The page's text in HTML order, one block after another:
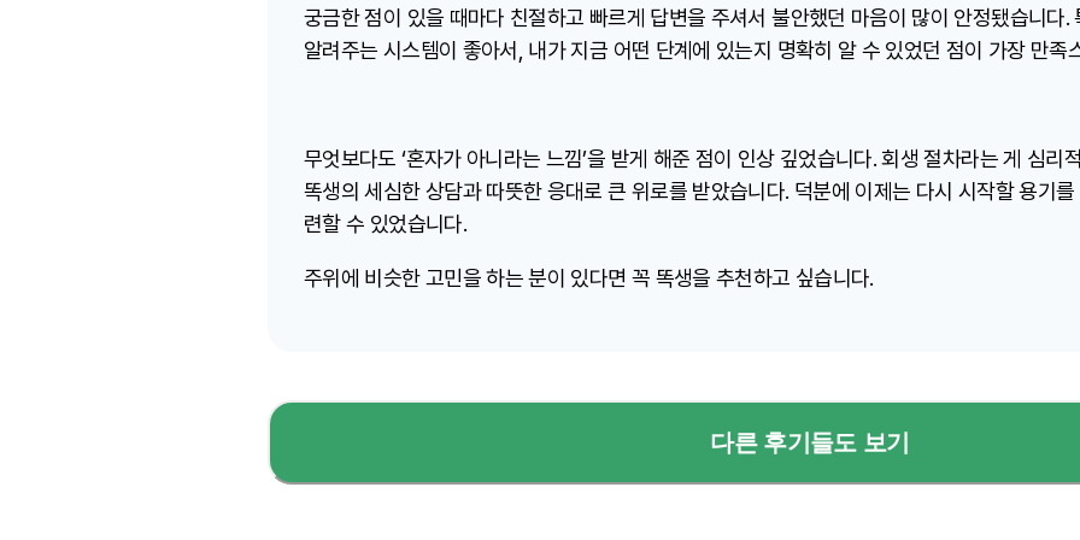
궁금한 점이 있을 때마다 친절하고 빠르게 답변을 주셔서 불안했던 마음이 많이 안정됐습니다.
알려주는 시스템이 좋아서, 내가 지금 어떤 단계에 있는지 명확히 알 수 있었던 점이 가장 만족
무엇보다도 ‘혼자가 아니라는 느낌’을 받게 해준 점이 인상 깊었습니다. 회생 절차라는 게 심리
똑생의 세심한 상담과 따뜻한 응대로 큰 위로를 받았습니다. 덕분에 이제는 다시 시작할 용기
련할 수 있었습니다.
주위에 비슷한 고민을 하는 분이 있다면 꼭 똑생을 추천하고 싶습니다.
다른 후기들도 보기